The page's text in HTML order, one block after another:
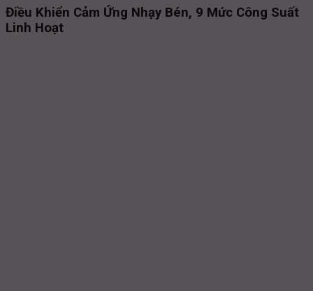
Điều Khiển Cảm Ứng Nhạy Bén, 9 Mức Công Suất
Linh Hoạt